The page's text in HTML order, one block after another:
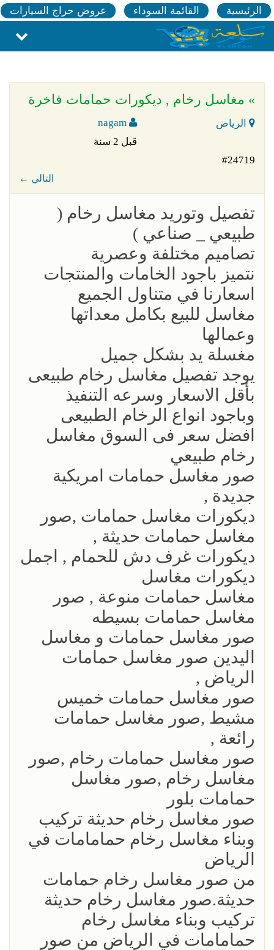
الرئيسية القائمة السوداء عروض حراج السيارات
» مغاسل رخام , ديكورات حمامات فاخرة
الرياض
قبل 2 سنة
#24719
← التالي
تفصيل وتوريد مغاسل رخام (
طبيعي _ صناعي )
تصاميم مختلفة وعصرية
نتميز باجود الخامات والمنتجات
اسعارنا في متناول الجميع
مغاسل للبيع بكامل معداتها
وعمالها
مغسلة يد بشكل جميل
يوجد تفصيل مغاسل رخام طبيعى
بأقل الاسعار وسرعه التنفيذ
وباجود انواع الرخام الطبيعى
افضل سعر فى السوق مغاسل
رخام طبيعي
صور مغاسل حمامات امريكية
جديدة ,
ديكورات مغاسل حمامات ,صور
مغاسل حمامات حديثة ,
ديكورات غرف دش للحمام , اجمل
ديكورات مغاسل
مغاسل حمامات منوعة , صور
مغاسل حمامات بسيطه
صور مغاسل حمامات و مغاسل
اليدين صور مغاسل حمامات
الرياض ,
صور مغاسل حمامات خميس
مشيط ,صور مغاسل حمامات
رائعة ,
صور مغاسل حمامات رخام ,صور
مغاسل رخام ,صور مغاسل
حمامات بلور
صور مغاسل رخام حديثة تركيب
وبناء مغاسل رخام حمامامات في
الرياض
من صور مغاسل رخام حمامات
حديثة.صور مغاسل رخام حديثة
تركيب وبناء مغاسل رخام
حمامامات في الرياض من صور